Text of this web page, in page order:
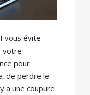
vous évite
votre
pour
de perdre le
a une coupure